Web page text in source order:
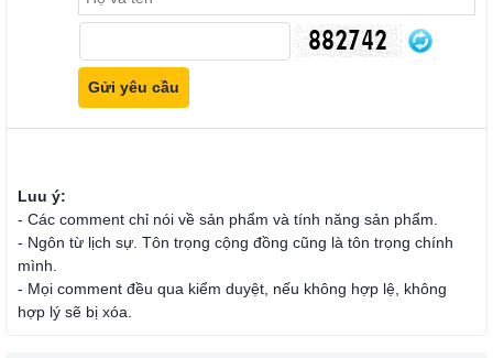
Luu ý:
- Các comment chỉ nói về sản phẩm và tính năng sản phẩm.
- Ngôn từ lịch sự. Tôn trọng cộng đồng cũng là tôn trọng chính
mình.
- Mọi comment đều qua kiểm duyệt, nếu không hợp lệ, không
hợp lý sẽ bị xóa.